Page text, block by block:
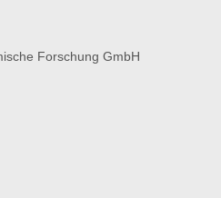
Forschung GmbH